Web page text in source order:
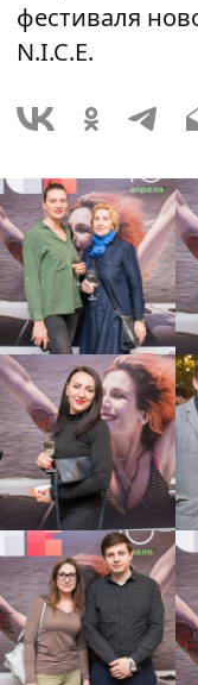
фестиваля
N.I.C.E.